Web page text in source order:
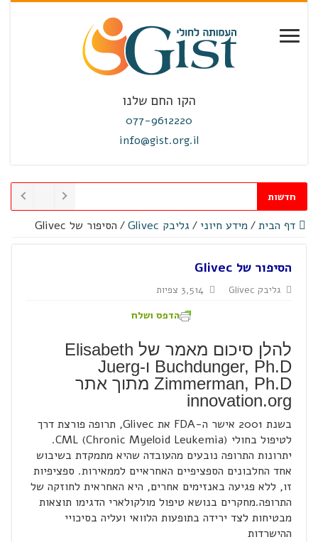
הקו החם שלנו
077-9612220
info@gist.org.il
חדשות
דף הבית/ מידע חיוני / גליבק Glivec / הסיפור של Glivec
הסיפור של Glivec
גליבק Glivec
3,514 צפיות
הדפס ושלח
להלן סיכום מאמר של Elisabeth
Buchdunger, Ph.D ו-Juerg
Zimmerman, Ph.D מתוך אתר
innovation.org
בשנת 2001 אישר ה-FDA את Glivec, תרופה פורצת דרך
לטיפול בחולי CML (Chronic Myeloid Leukemia).
יתרונות התרופה נובעים מהעובדה שהיא מתמקדת בשיבוש
אחד החלבונים הספציפיים האחראיים לממאירות. ספציפיות
זו, ללא פגיעה באנזימים אחרים, היא האחראית לחוזקה של
התרופה.מחקרים בנושא טיפול מולקולארי הדגימו תוצאות
מבטיחות לצד ירידה בתופעות הלוואי ועליה בסיכויי
ההישרדות